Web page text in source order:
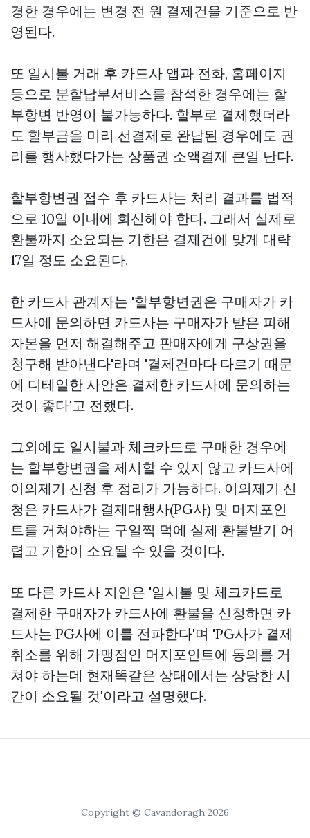
경한 경우에는 변경 전 원 결제건을 기준으로 반
영된다.
또 일시불 거래 후 카드사 앱과 전화, 홈페이지
등으로 분할납부서비스를 참석한 경우에는 할
부항변 반영이 불가능하다. 할부로 결제했더라
도 할부금을 미리 선결제로 완납된 경우에도 권
리를 행사했다가는 상품권 소액결제 큰일 난다.
할부항변권 접수 후 카드사는 처리 결과를 법적
으로 10일 이내에 회신해야 한다. 그래서 실제로
환불까지 소요되는 기한은 결제건에 맞게 대략
17일 정도 소요된다.
한 카드사 관계자는 '할부항변권은 구매자가 카
드사에 문의하면 카드사는 구매자가 받은 피해
자본을 먼저 해결해주고 판매자에게 구상권을
청구해 받아낸다'라며 '결제건마다 다르기 때문
에 디테일한 사안은 결제한 카드사에 문의하는
것이 좋다'고 전했다.
그외에도 일시불과 체크카드로 구매한 경우에
는 할부항변권을 제시할 수 있지 않고 카드사에
이의제기 신청 후 정리가 가능하다. 이의제기 신
청은 카드사가 결제대행사(PG사) 및 머지포인
트를 거쳐야하는 구일찍 덕에 실제 환불받기 어
렵고 기한이 소요될 수 있을 것이다.
또 다른 카드사 지인은 '일시불 및 체크카드로
결제한 구매자가 카드사에 환불을 신청하면 카
드사는 PG사에 이를 전파한다'며 'PG사가 결제
취소를 위해 가맹점인 머지포인트에 동의를 거
쳐야 하는데 현재똑같은 상태에서는 상당한 시
간이 소요될 것'이라고 설명했다.
Copyright © Cavandoragh 2026